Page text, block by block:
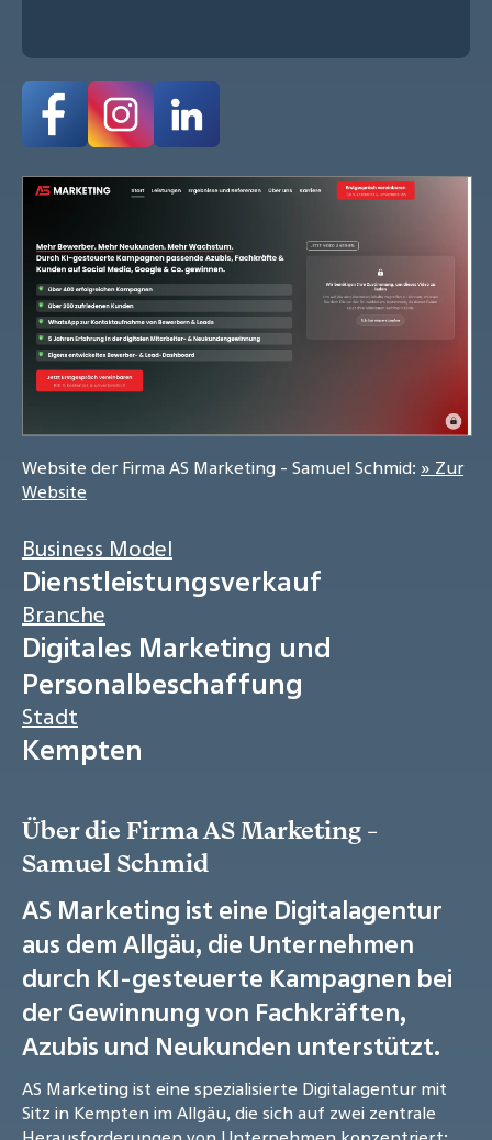
Website der Firma AS Marketing - Samuel Schmid: » Zur
Website
Business Model
Dienstleistungsverkauf
Branche
Digitales Marketing und
Personalbeschaffung
Stadt
Kempten
Über die Firma AS Marketing -
Samuel Schmid
AS Marketing ist eine Digitalagentur
aus dem Allgäu, die Unternehmen
durch KI-gesteuerte Kampagnen bei
der Gewinnung von Fachkräften,
Azubis und Neukunden unterstützt.
AS Marketing ist eine spezialisierte Digitalagentur mit
Sitz in Kempten im Allgäu, die sich auf zwei zentrale